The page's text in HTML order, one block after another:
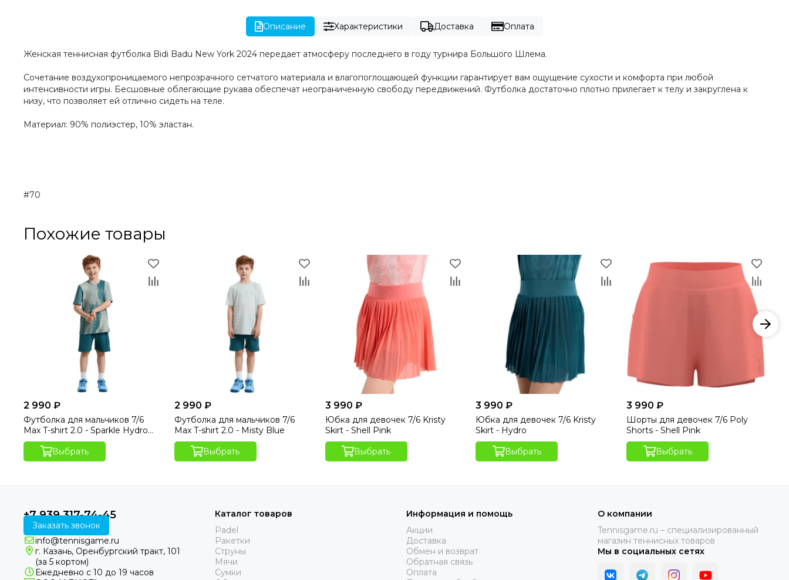
Описание Характеристики Доставка Оплата
Женская теннисная футболка Bidi Badu New York 2024 передает атмосферу последнего в году турнира Большого Шлема.
Сочетание воздухопроницаемого непрозрачного сетчатого материала и влагопоглощающей функции гарантирует вам ощущение сухости и комфорта при любой
интенсивности игры. Бесшовные облегающие рукава обеспечат неограниченную свободу передвижений. Футболка достаточно плотно прилегает к телу и закруглена к
низу, что позволяет ей отлично сидеть на теле.
Материал: 90% полиэстер, 10% эластан.
#70
Похожие товары
2 990 ₽
Футболка для мальчиков 7/6
Max T-shirt 2.0 - Sparkle Hydro
Print
Выбрать
2 990 ₽
Футболка для мальчиков 7/6
Max T-shirt 2.0 - Misty Blue
Выбрать
3 990 ₽
Юбка для девочек 7/6 Kristy
Skirt - Shell Pink
Выбрать
3 990 ₽
Юбка для девочек 7/6 Kristy
Skirt - Hydro
Выбрать
3 990 ₽
Шорты для девочек 7/6 Poly
Shorts - Shell Pink
Выбрать
+7 939 317-74-45
Заказать звонок
info@tennisgame.ru
г. Казань, Оренбургский тракт, 101
(за 5 кортом)
Ежедневно с 10 до 19 часов
Каталог товаров
Padel
Ракетки
Струны
Мячи
Сумки
Информация и помощь
Акции
Доставка
Обмен и возврат
Обратная связь
Оплата
О компании
Tennisgame.ru – специализированный
магазин теннисных товаров
Мы в социальных сетях